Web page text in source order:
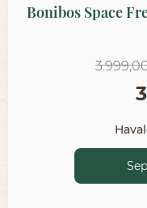
Bonibos Space